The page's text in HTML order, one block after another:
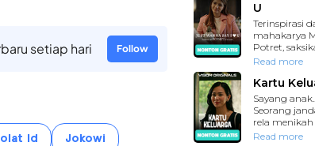
setiap hari Follow
Id Jokowi